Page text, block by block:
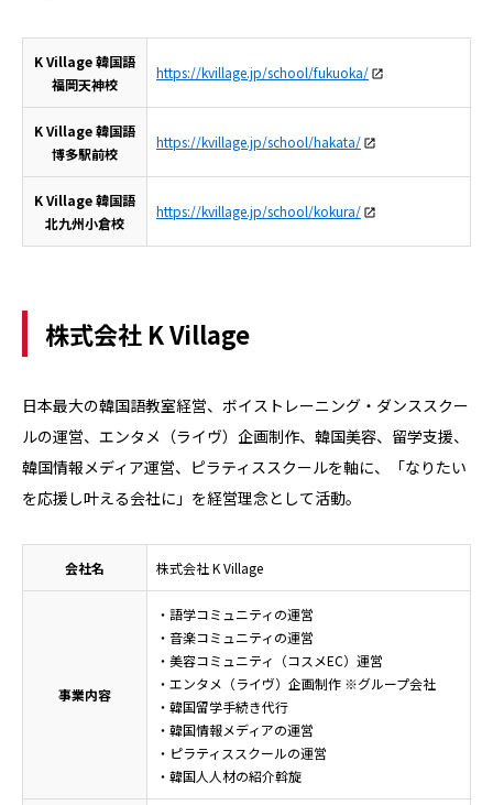
K Village 韓国語
福岡天神校
https://kvillage.jp/school/fukuoka/
K Village 韓国語
博多駅前校
https://kvillage.jp/school/hakata/
K Village 韓国語
北九州小倉校
https://kvillage.jp/school/kokura/
株式会社 K Village
日本最大の韓国語教室経営、ボイストレーニング・ダンススクー
ルの運営、エンタメ（ライヴ）企画制作、韓国美容、留学支援、
韓国情報メディア運営、ピラティススクールを軸に、「なりたい
を応援し叶える会社に」を経営理念として活動。
会社名 株式会社 K Village
事業内容
・語学コミュニティの運営
・音楽コミュニティの運営
・美容コミュニティ（コスメEC）運営
・エンタメ（ライヴ）企画制作 ※グループ会社
・韓国留学手続き代行
・韓国情報メディアの運営
・ピラティススクールの運営
・韓国人人材の紹介斡旋